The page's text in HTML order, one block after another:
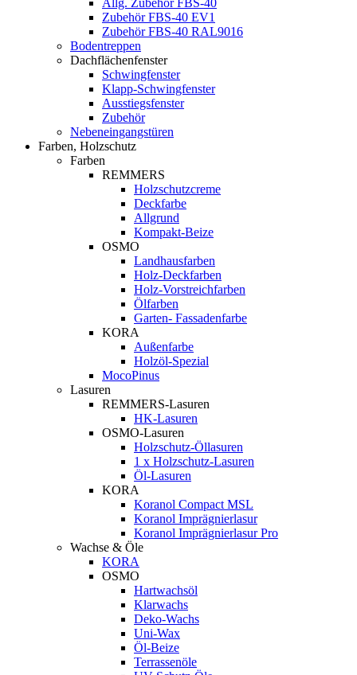
Allg. Zubehör FBS-40
Zubehör FBS-40 EV1
Zubehör FBS-40 RAL9016
Bodentreppen
Dachflächenfenster
Schwingfenster
Klapp-Schwingfenster
Ausstiegsfenster
Zubehör
Nebeneingangstüren
Farben, Holzschutz
Farben
REMMERS
Holzschutzcreme
Deckfarbe
Allgrund
Kompakt-Beize
OSMO
Landhausfarben
Holz-Deckfarben
Holz-Vorstreichfarben
Ölfarben
Garten- Fassadenfarbe
KORA
Außenfarbe
Holzöl-Spezial
MocoPinus
Lasuren
REMMERS-Lasuren
HK-Lasuren
OSMO-Lasuren
Holzschutz-Öllasuren
1 x Holzschutz-Lasuren
Öl-Lasuren
KORA
Koranol Compact MSL
Koranol Imprägnierlasur
Koranol Imprägnierlasur Pro
Wachse & Öle
KORA
OSMO
Hartwachsöl
Klarwachs
Deko-Wachs
Uni-Wax
Öl-Beize
Terrassenöle